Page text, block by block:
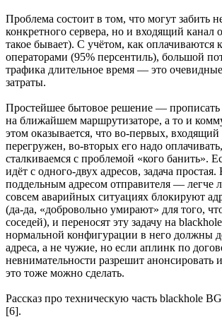
Проблема состоит в том, что могут забить
конкретного сервера, но и входящий канал
такое бывает). С учётом, как оплачиваются
операторами (95% персентиль), большой
трафика длительное время — это
затраты.
Простейшее бытовое решение — прописать
на ближайшем маршрутизаторе, а то и
этом оказывается, что во-первых, входящий
перегружен, во-вторых его надо
сталкиваемся с проблемой «кого банить».
идёт с одного-двух адресов, задача
поддельным адресом отправителя — легче
совсем аварийных ситуациях блокируют
(да-да, «добровольно умирают» для того,
соседей), и переносят эту задачу на
нормальной конфигурации в него должны
адреса, а не чужие, но если аплинк по
невнимательности разрешит анонсировать
это тоже можно сделать.
Рассказ про техническую часть blackhole
[6].